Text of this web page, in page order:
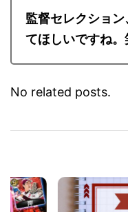
監督セレクショ
てほしいですね。
No related posts.